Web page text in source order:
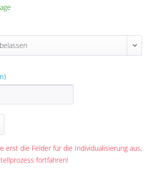
erst die Felder für die Individualisierung aus,
fortfahren!